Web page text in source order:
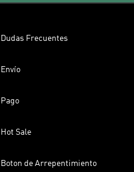
Dudas Frecuentes
Envío
Pago
Hot Sale
Boton de Arrepentimiento